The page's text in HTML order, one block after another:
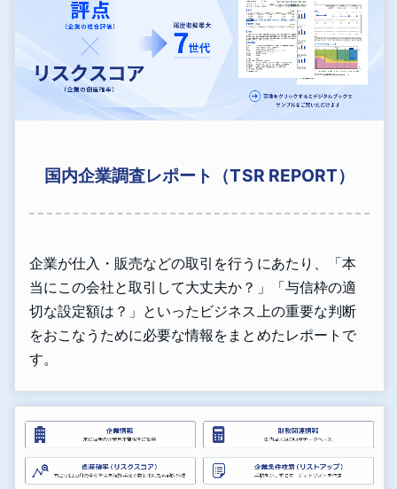
国内企業調査レポート（TSR REPORT）
企業が仕入・販売などの取引を行うにあたり、「本
当にこの会社と取引して大丈夫か？」「与信枠の適
切な設定額は？」といったビジネス上の重要な判断
をおこなうために必要な情報をまとめたレポートで
す。